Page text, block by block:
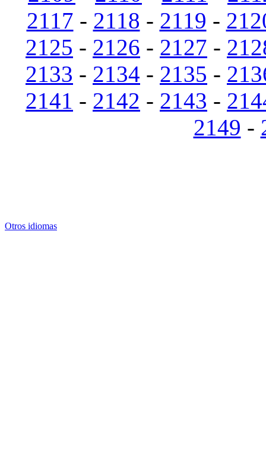
2117 - 2118 - 2119 -
2125 - 2126 - 2127 -
2133 - 2134 - 2135 -
2141 - 2142 - 2143 -
2149 -
Otros idiomas